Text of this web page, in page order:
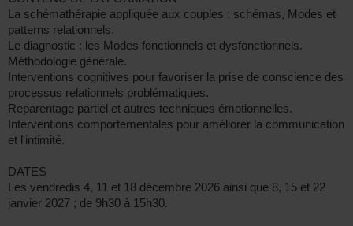
La schémathérapie appliquée aux couples : schémas, Modes et
patterns relationnels.
Le diagnostic : les Modes fonctionnels et dysfonctionnels.
Méthodologie générale.
Interventions cognitives pour favoriser la prise de conscience des
processus relationnels problématiques.
Reparentage partiel et autres techniques émotionnelles.
Interventions comportementales pour améliorer la communication
et l'intimité.
DATES
Les vendredis 4, 11 et 18 décembre 2026 ainsi que 8, 15 et 22
janvier 2027 ; de 9h30 à 15h30.